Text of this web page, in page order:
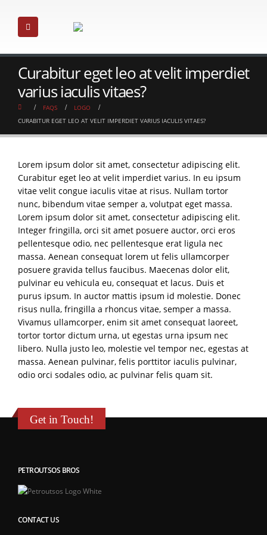
Curabitur eget leo at velit imperdiet
varius iaculis vitaes?
FAQS
LOGO
CURABITUR EGET LEO AT VELIT IMPERDIET VARIUS IACULIS VITAES?
Lorem ipsum dolor sit amet, consectetur adipiscing elit.
Curabitur eget leo at velit imperdiet varius. In eu ipsum
vitae velit congue iaculis vitae at risus. Nullam tortor
nunc, bibendum vitae semper a, volutpat eget massa.
Lorem ipsum dolor sit amet, consectetur adipiscing elit.
Integer fringilla, orci sit amet posuere auctor, orci eros
pellentesque odio, nec pellentesque erat ligula nec
massa. Aenean consequat lorem ut felis ullamcorper
posuere gravida tellus faucibus. Maecenas dolor elit,
pulvinar eu vehicula eu, consequat et lacus. Duis et
purus ipsum. In auctor mattis ipsum id molestie. Donec
risus nulla, fringilla a rhoncus vitae, semper a massa.
Vivamus ullamcorper, enim sit amet consequat laoreet,
tortor tortor dictum urna, ut egestas urna ipsum nec
libero. Nulla justo leo, molestie vel tempor nec, egestas at
massa. Aenean pulvinar, felis porttitor iaculis pulvinar,
odio orci sodales odio, ac pulvinar felis quam sit.
Get in Touch!
PETROUTSOS BROS
CONTACT US